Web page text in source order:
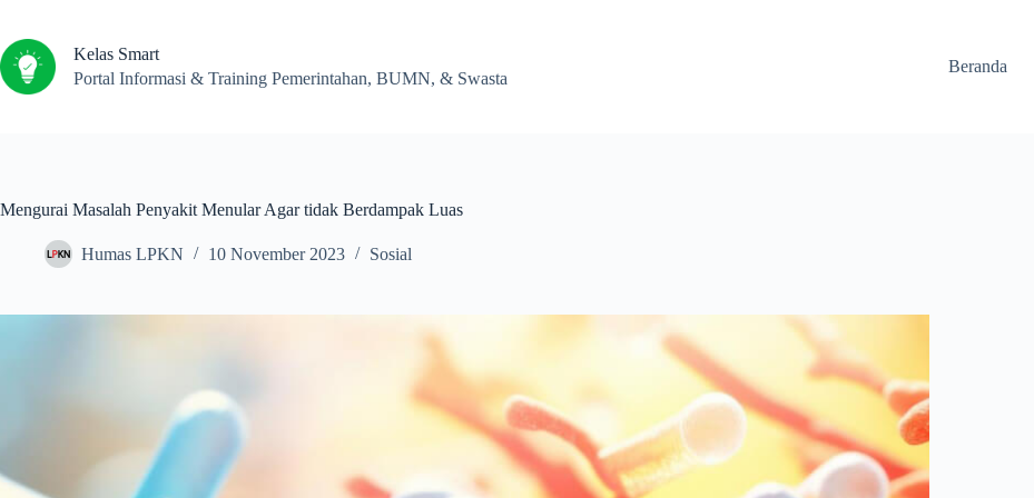
Kelas Smart
Portal Informasi & Training Pemerintahan, BUMN, & Swasta
Beranda
Mengurai Masalah Penyakit Menular Agar tidak Berdampak Luas
Humas LPKN 10 November 2023 Sosial